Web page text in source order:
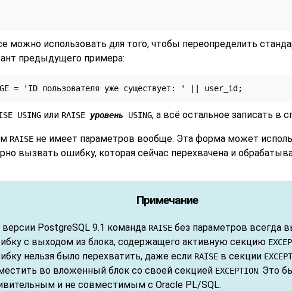
можно использовать для того, чтобы переопределить
предыдущего примера:
= 'ID пользователя уже существует: ' || user_id;
USING или RAISE уровень USING, а всё остальное записать в
RAISE не имеет параметров вообще. Эта форма может
вызвать ошибку, которая сейчас перехвачена и
Примечание
PostgreSQL9.1 команда RAISEбез параметров всегда
с выходом из блока, содержащего активную секцию
нельзя было перехватить, даже если RAISEв секции
во вложенный блок со своей секцией EXCEPTION. Это
и не совместимым с Oracle PL/SQL.